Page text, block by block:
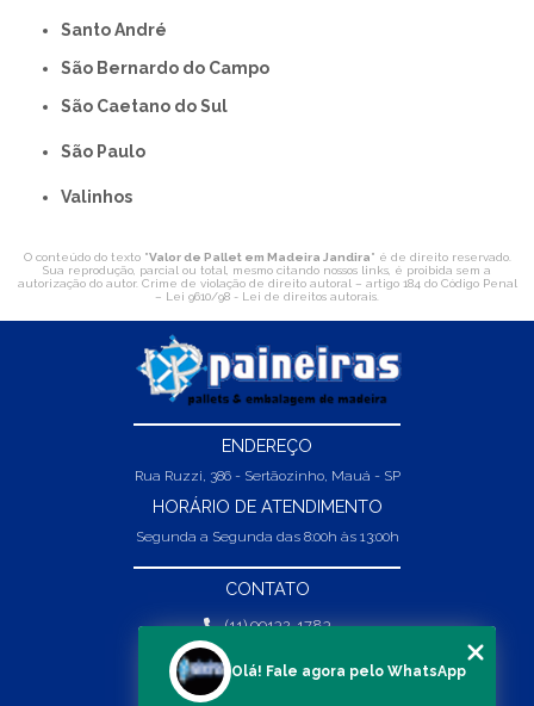
Santo André
São Bernardo do Campo
São Caetano do Sul
São Paulo
Valinhos
O conteúdo do texto "Valor de Pallet em Madeira Jandira" é de direito reservado.
Sua reprodução, parcial ou total, mesmo citando nossos links, é proibida sem a
autorização do autor. Crime de violação de direito autoral – artigo 184 do Código Penal
– Lei 9610/98 - Lei de direitos autorais.
ENDEREÇO
Rua Ruzzi, 386 - Sertãozinho, Mauá - SP
HORÁRIO DE ATENDIMENTO
Segunda a Segunda das 8:00h às 13:00h
CONTATO
(11) 99132-1783
(11) 99132-1783
vendas@abpaineiras.com.br
Olá! Fale agora pelo WhatsApp